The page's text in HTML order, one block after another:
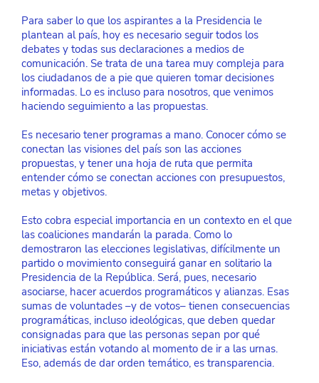
Para saber lo que los aspirantes a la Presidencia le
plantean al país, hoy es necesario seguir todos los
debates y todas sus declaraciones a medios de
comunicación. Se trata de una tarea muy compleja para
los ciudadanos de a pie que quieren tomar decisiones
informadas. Lo es incluso para nosotros, que venimos
haciendo seguimiento a las propuestas.
Es necesario tener programas a mano. Conocer cómo se
conectan las visiones del país son las acciones
propuestas, y tener una hoja de ruta que permita
entender cómo se conectan acciones con presupuestos,
metas y objetivos.
Esto cobra especial importancia en un contexto en el que
las coaliciones mandarán la parada. Como lo
demostraron las elecciones legislativas, difícilmente un
partido o movimiento conseguirá ganar en solitario la
Presidencia de la República. Será, pues, necesario
asociarse, hacer acuerdos programáticos y alianzas. Esas
sumas de voluntades –y de votos– tienen consecuencias
programáticas, incluso ideológicas, que deben quedar
consignadas para que las personas sepan por qué
iniciativas están votando al momento de ir a las urnas.
Eso, además de dar orden temático, es transparencia.